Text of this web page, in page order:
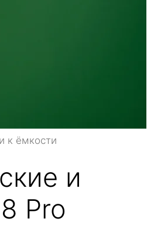
к ёмкости
и
Pro